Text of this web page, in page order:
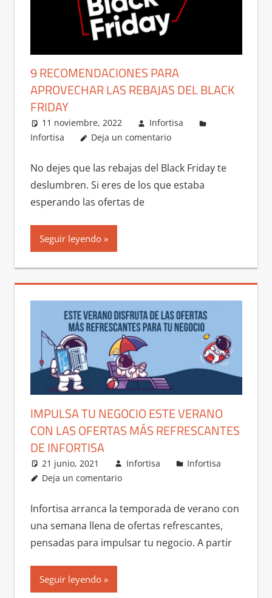
9 RECOMENDACIONES PARA
APROVECHAR LAS REBAJAS DEL BLACK
FRIDAY
11 noviembre, 2022
Infortisa
Infortisa
Deja un comentario
No dejes que las rebajas del Black Friday te
deslumbren. Si eres de los que estaba
esperando las ofertas de
Seguir leyendo
IMPULSA TU NEGOCIO ESTE VERANO
CON LAS OFERTAS MÁS REFRESCANTES
DE INFORTISA
21 junio, 2021 Infortisa
Infortisa
Deja un comentario
Infortisa arranca la temporada de verano con
una semana llena de ofertas refrescantes,
pensadas para impulsar tu negocio. A partir
Seguir leyendo